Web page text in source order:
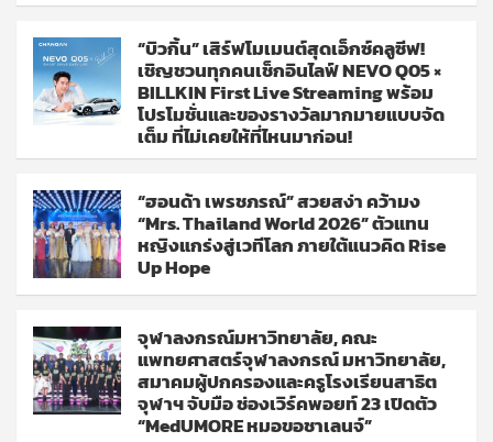
“บิวกิ้น” เสิร์ฟโมเมนต์สุดเอ็กซ์คลูซีฟ!
เชิญชวนทุกคนเช็กอินไลฟ์ NEVO Q05 ×
BILLKIN First Live Streaming พร้อม
โปรโมชั่นและของรางวัลมากมายแบบจัด
เต็ม ที่ไม่เคยให้ที่ไหนมาก่อน!
“ฮอนด้า เพรชภรณ์” สวยสง่า คว้ามง
“Mrs. Thailand World 2026” ตัวแทน
หญิงแกร่งสู่เวทีโลก ภายใต้แนวคิด Rise
Up Hope
จุฬาลงกรณ์มหาวิทยาลัย, คณะ
แพทยศาสตร์จุฬาลงกรณ์ มหาวิทยาลัย,
สมาคมผู้ปกครองและครูโรงเรียนสาธิต
จุฬาฯ จับมือ ช่องเวิร์คพอยท์ 23 เปิดตัว
“MedUMORE หมอขอชาเลนจ์”